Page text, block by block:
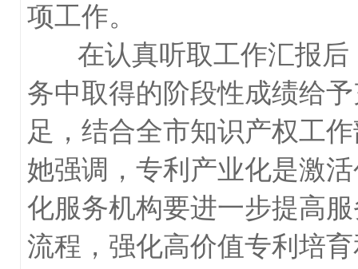
项工作。
在认真听取工作汇报后
务中取得的阶段性成绩给
足，结合全市知识产权工
她强调，专利产业化是激
化服务机构要进一步提高
流程，强化高价值专利培